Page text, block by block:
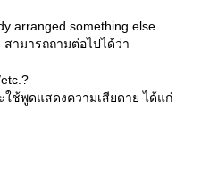
arranged something else.
ามารถถามต่อไปได้ว่า
ใช้พูดแสดงความเสียดาย ได้แก่